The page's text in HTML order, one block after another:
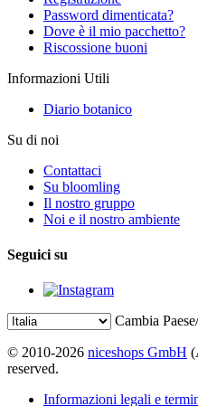
Password dimenticata?
Dove è il mio pacchetto?
Riscossione buoni
Informazioni Utili
Diario botanico
Su di noi
Contattaci
Su bloomling
Il nostro gruppo
Noi e il nostro ambiente
Seguici su
Cambia
© 2010-2026 niceshops GmbH
reserved.
Informazioni legali e